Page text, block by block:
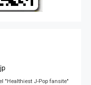
"Healthiest J-Pop fansite"